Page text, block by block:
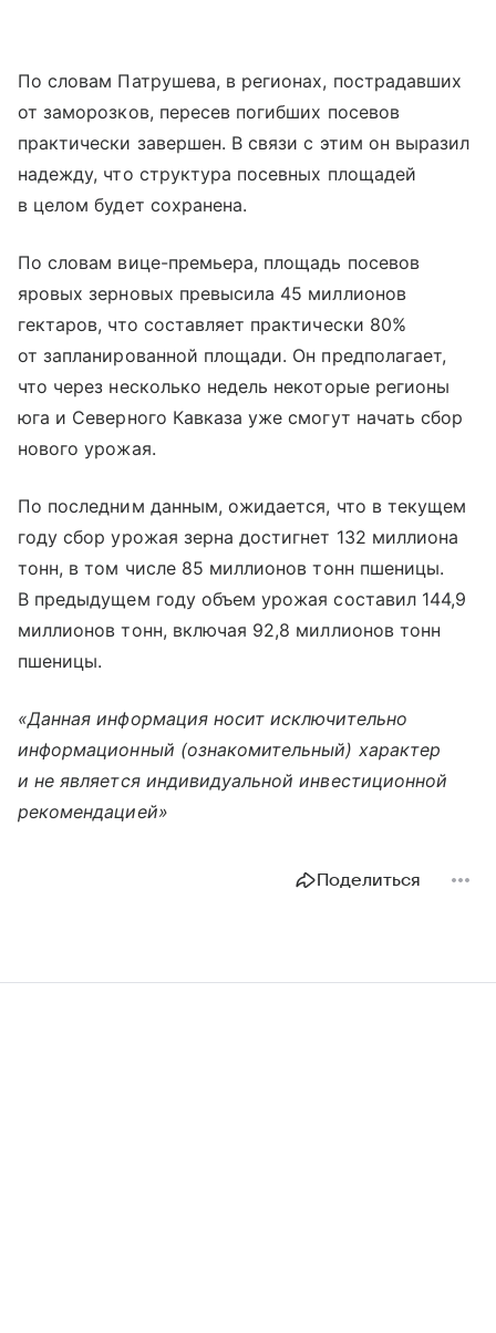
По словам Патрушева, в регионах, пострадавших
от заморозков, пересев погибших посевов
практически завершен. В связи с этим он выразил
надежду, что структура посевных площадей
в целом будет сохранена.
По словам вице-премьера, площадь посевов
яровых зерновых превысила 45 миллионов
гектаров, что составляет практически 80%
от запланированной площади. Он предполагает,
что через несколько недель некоторые регионы
юга и Северного Кавказа уже смогут начать сбор
нового урожая.
По последним данным, ожидается, что в текущем
году сбор урожая зерна достигнет 132 миллиона
тонн, в том числе 85 миллионов тонн пшеницы.
В предыдущем году объем урожая составил 144,9
миллионов тонн, включая 92,8 миллионов тонн
пшеницы.
«Данная информация носит исключительно
информационный (ознакомительный) характер
и не является индивидуальной инвестиционной
рекомендацией»
Поделиться